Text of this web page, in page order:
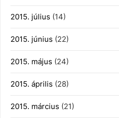
2015. július (14)
2015. június (22)
2015. május (24)
2015. április (28)
2015. március (21)